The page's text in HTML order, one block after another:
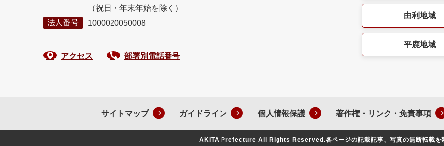
（祝日・年末年始を除く）
法人番号
1000020050008
アクセス 部署別電話番号
由利地域
平鹿地域
サイトマップ ガイドライン 個人情報保護 著作権・リンク・免責事項
AKITA Prefecture All Rights Reserved.各ページの記載記事、写真の無断転載を